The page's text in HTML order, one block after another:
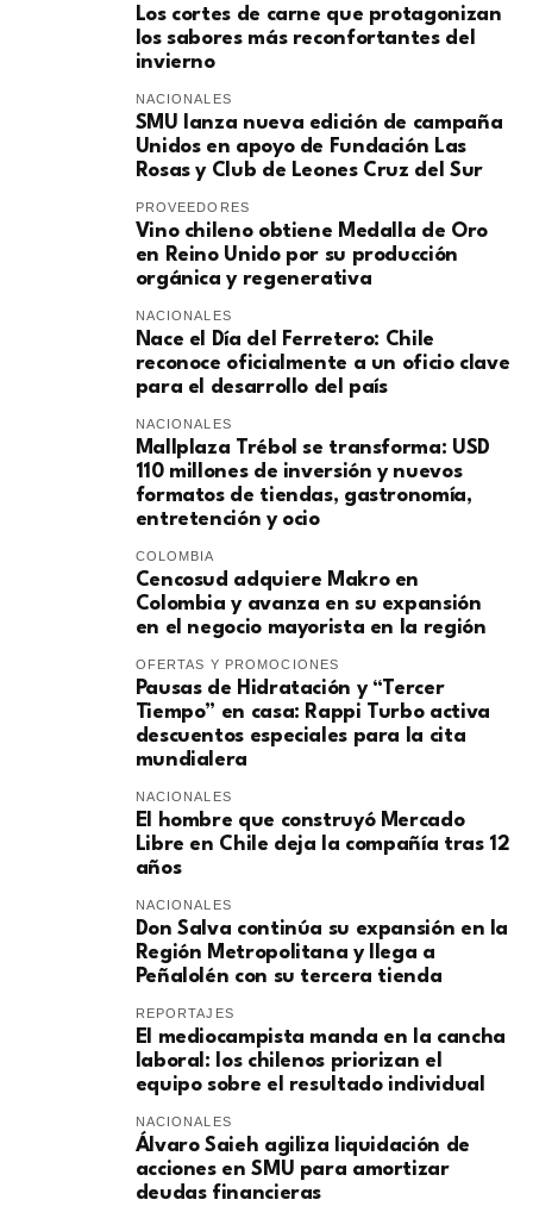
Los cortes de carne que protagonizan
los sabores más reconfortantes del
invierno
NACIONALES
SMU lanza nueva edición de campaña
Unidos en apoyo de Fundación Las
Rosas y Club de Leones Cruz del Sur
PROVEEDORES
Vino chileno obtiene Medalla de Oro
en Reino Unido por su producción
orgánica y regenerativa
NACIONALES
Nace el Día del Ferretero: Chile
reconoce oficialmente a un oficio clave
para el desarrollo del país
NACIONALES
Mallplaza Trébol se transforma: USD
110 millones de inversión y nuevos
formatos de tiendas, gastronomía,
entretención y ocio
COLOMBIA
Cencosud adquiere Makro en
Colombia y avanza en su expansión
en el negocio mayorista en la región
OFERTAS Y PROMOCIONES
Pausas de Hidratación y “Tercer
Tiempo” en casa: Rappi Turbo activa
descuentos especiales para la cita
mundialera
NACIONALES
El hombre que construyó Mercado
Libre en Chile deja la compañía tras 12
años
NACIONALES
Don Salva continúa su expansión en la
Región Metropolitana y llega a
Peñalolén con su tercera tienda
REPORTAJES
El mediocampista manda en la cancha
laboral: los chilenos priorizan el
equipo sobre el resultado individual
NACIONALES
​Álvaro Saieh agiliza liquidación de
acciones en SMU para amortizar
deudas financieras